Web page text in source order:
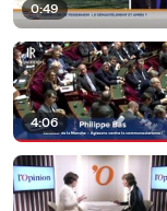
0:49
4:06